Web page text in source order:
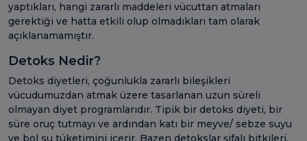
yaptıkları, hangi zararlı maddeleri vücuttan atmaları
gerektiği ve hatta etkili olup olmadıkları tam olarak
açıklanamamıştır.
Detoks Nedir?
Detoks diyetleri, çoğunlukla zararlı bileşikleri
vücudumuzdan atmak üzere tasarlanan uzun süreli
olmayan diyet programlarıdır. Tipik bir detoks diyeti, bir
süre oruç tutmayı ve ardından katı bir meyve/ sebze suyu
ve bol su tüketimini içerir. Bazen detokslar şifalı bitkileri,